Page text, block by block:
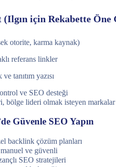
için Rekabette Öne
otorite, karma kaynak)
referans linkler
tanıtım yazısı
ve SEO desteği
bölge lideri olmak isteyen markalar
Güvenle SEO Yapın
backlink çözüm planları
ve güvenli
SEO stratejileri